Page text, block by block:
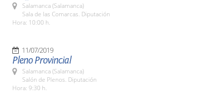
Salamanca (Salamanca)
Sala de las Comarcas. Diputación
Hora: 10:00 h.
11/07/2019
Pleno Provincial
Salamanca (Salamanca)
Salón de Plenos. Diputación
Hora: 9:30 h.